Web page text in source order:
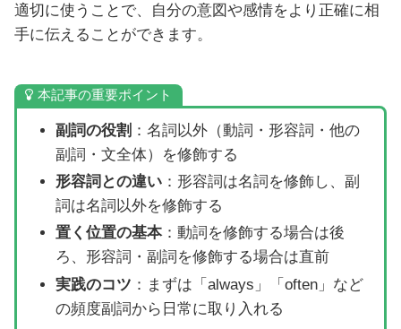
適切に使うことで、自分の意図や感情をより正確に相
手に伝えることができます。
本記事の重要ポイント
副詞の役割 ：名詞以外（動詞・形容詞・他の
副詞・文全体）を修飾する
形容詞との違い：形容詞は名詞を修飾し、副
詞は名詞以外を修飾する
置く位置の基本：動詞を修飾する場合は後
ろ、形容詞・副詞を修飾する場合は直前
実践のコツ ：まずは「always」「often」など
の頻度副詞から日常に取り入れる